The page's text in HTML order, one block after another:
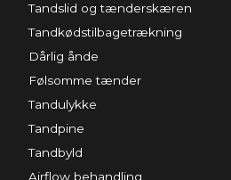
Tandslid og tænderskæren
Tandkødstilbagetrækning
Dårlig ånde
Følsomme tænder
Tandulykke
Tandpine
Tandbyld
Airflow behandling